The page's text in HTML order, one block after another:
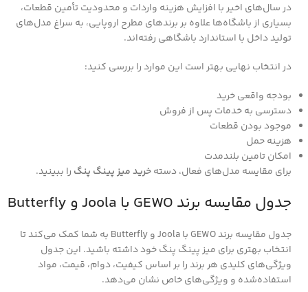
در سال‌های اخیر با افزایش هزینه واردات و محدودیت تأمین قطعات،
بسیاری از باشگاه‌ها علاوه بر برندهای مطرح اروپایی، به سراغ مدل‌های
تولید داخل با استاندارد باشگاهی رفته‌اند.
در انتخاب نهایی بهتر است این موارد را بررسی کنید:
بودجه واقعی خرید
دسترسی به خدمات پس از فروش
موجود بودن قطعات
هزینه حمل
امکان تامین بلندمدت
برای مقایسه مدل‌های فعال، دستهخرید میز پینگ پنگ را ببینید.
جدول مقایسه برند GEWO با Joola و Butterfly
جدول مقایسه برند GEWO با Joola و Butterfly به شما کمک می‌کند تا
انتخاب بهتری برای میز پینگ پنگ خود داشته باشید. این جدول
ویژگی‌های کلیدی هر برند را بر اساس کیفیت، دوام، قیمت، مواد
استفاده‌شده و ویژگی‌های خاص نشان می‌دهد.